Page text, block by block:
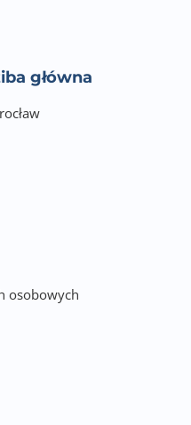
30kl/s (20kl/s z
T PoE 802.3af
główna
osobowych